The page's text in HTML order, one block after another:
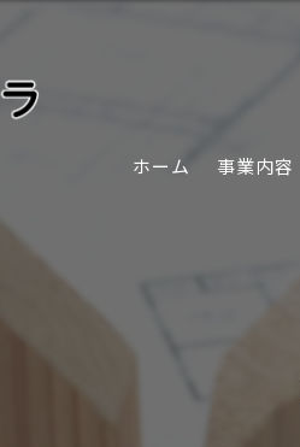
ホーム 事業内容